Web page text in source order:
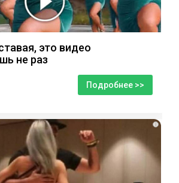
это видео
не раз
Подробнее >>
i